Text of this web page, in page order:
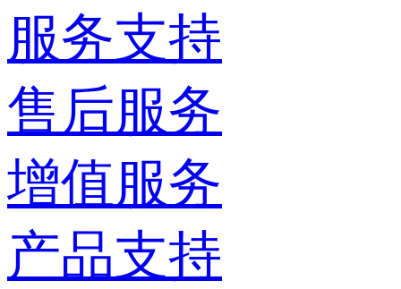
服务支持
售后服务
增值服务
产品支持